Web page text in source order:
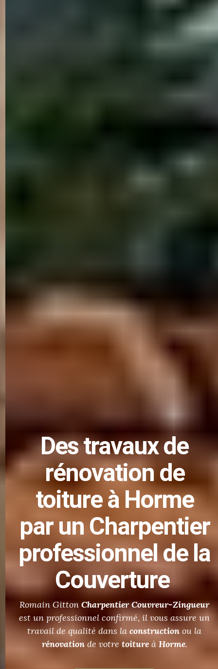
Destravaux de
rénovation de
toitureà Horme
par un Charpentier
professionnel de la
Couverture
Romain GittonCharpentier Couvreur-Zingueur
est un professionnel confirmé, il vous assure un
travail de qualité dans laconstructionou la
rénovationde votretoitureàHorme.